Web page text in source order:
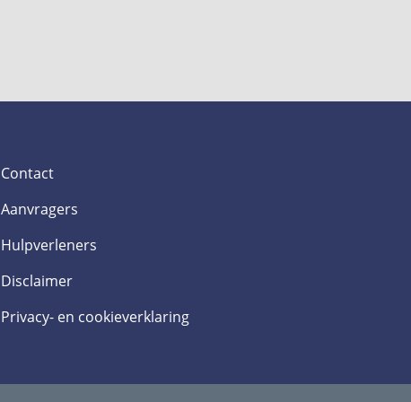
Contact
Aanvragers
Hulpverleners
Disclaimer
Privacy- en cookieverklaring